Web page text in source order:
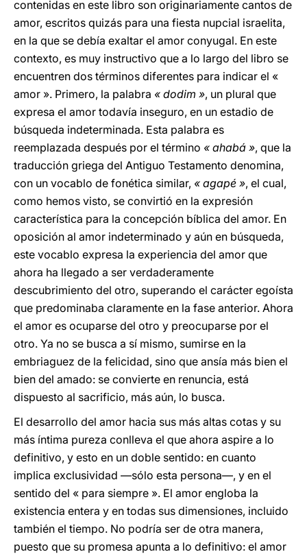
contenidas en este libro son originariamente cantos de
amor, escritos quizás para una fiesta nupcial israelita,
en la que se debía exaltar el amor conyugal. En este
contexto, es muy instructivo que a lo largo del libro se
encuentren dos términos diferentes para indicar el «
amor ». Primero, la palabra « dodim », un plural que
expresa el amor todavía inseguro, en un estadio de
búsqueda indeterminada. Esta palabra es
reemplazada después por el término « ahabá », que la
traducción griega del Antiguo Testamento denomina,
con un vocablo de fonética similar, « agapé », el cual,
como hemos visto, se convirtió en la expresión
característica para la concepción bíblica del amor. En
oposición al amor indeterminado y aún en búsqueda,
este vocablo expresa la experiencia del amor que
ahora ha llegado a ser verdaderamente
descubrimiento del otro, superando el carácter egoísta
que predominaba claramente en la fase anterior. Ahora
el amor es ocuparse del otro y preocuparse por el
otro. Ya no se busca a sí mismo, sumirse en la
embriaguez de la felicidad, sino que ansía más bien el
bien del amado: se convierte en renuncia, está
dispuesto al sacrificio, más aún, lo busca.
El desarrollo del amor hacia sus más altas cotas y su
más íntima pureza conlleva el que ahora aspire a lo
definitivo, y esto en un doble sentido: en cuanto
implica exclusividad —sólo esta persona—, y en el
sentido del « para siempre ». El amor engloba la
existencia entera y en todas sus dimensiones, incluido
también el tiempo. No podría ser de otra manera,
puesto que su promesa apunta a lo definitivo: el amor